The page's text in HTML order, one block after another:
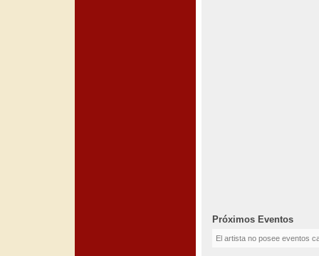
Próximos Eventos
El artista no posee eventos